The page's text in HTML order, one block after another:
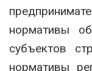
нормативы
субъектов
нормативы